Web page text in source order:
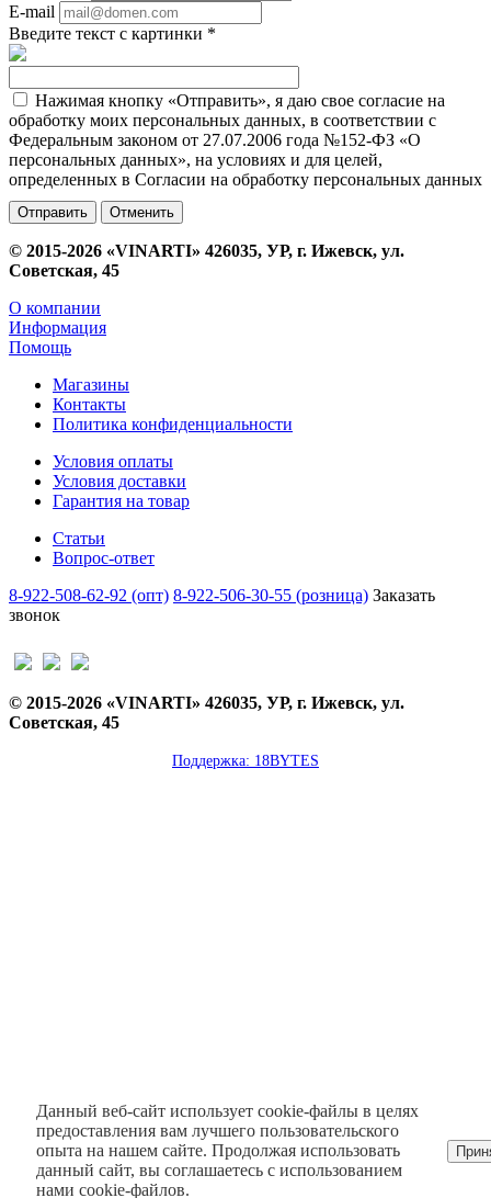
E-mail
Введите текст с картинки *
Нажимая кнопку «Отправить», я даю свое согласие на
обработку моих персональных данных, в соответствии с
Федеральным законом от 27.07.2006 года №152-ФЗ «О
персональных данных», на условиях и для целей,
определенных в Согласии на обработку персональных данных
Отменить
© 2015-2026 «VINARTI» 426035, УР, г. Ижевск, ул.
Советская, 45
О компании
Информация
Помощь
Магазины
Контакты
Политика конфиденциальности
Условия оплаты
Условия доставки
Гарантия на товар
Статьи
Вопрос-ответ
8-922-508-62-92 (опт) 8-922-506-30-55 (розница) Заказать
звонок
© 2015-2026 «VINARTI» 426035, УР, г. Ижевск, ул.
Советская, 45
Поддержка: 18BYTES
Данный веб-сайт использует cookie-файлы в целях
предоставления вам лучшего пользовательского
опыта на нашем сайте. Продолжая использовать
данный сайт, вы соглашаетесь с использованием
нами cookie-файлов.